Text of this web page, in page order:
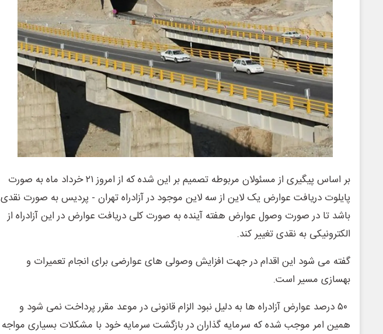
بر اساس پیگیری از مسئولان مربوطه تصمیم بر این شده ‌که از امروز ۲۱ خرداد ماه به صورت
پایلوت دریافت عوارض یک لاین از سه لاین موجود در آزادراه تهران - پردیس به صورت نقدی
باشد تا در صورت وصول عوارض هفته آینده به صورت کلی دریافت عوارض در این آزادراه از
الکترونیکی به نقدی تغییر کند.
گفته می شود این اقدام در جهت افزایش وصولی های عوارضی برای انجام تعمیرات و
بهسازی مسیر است.
۵۰ درصد عوارض آزادراه ها به دلیل نبود الزام قانونی در موعد مقرر پرداخت نمی شود و
همین امر موجب شده که سرمایه گذاران در بازگشت سرمایه خود با مشکلات بسیاری مواجه